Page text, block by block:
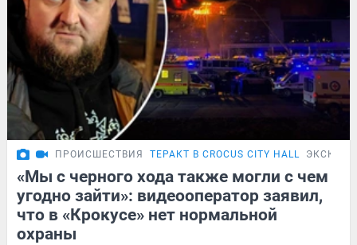
ПРОИСШЕСТВИЯ ТЕРАКТ В CROCUS CITY HALL
«Мы с черного хода также могли с чем
угодно зайти»: видеооператор заявил,
что в «Крокусе» нет нормальной
охраны